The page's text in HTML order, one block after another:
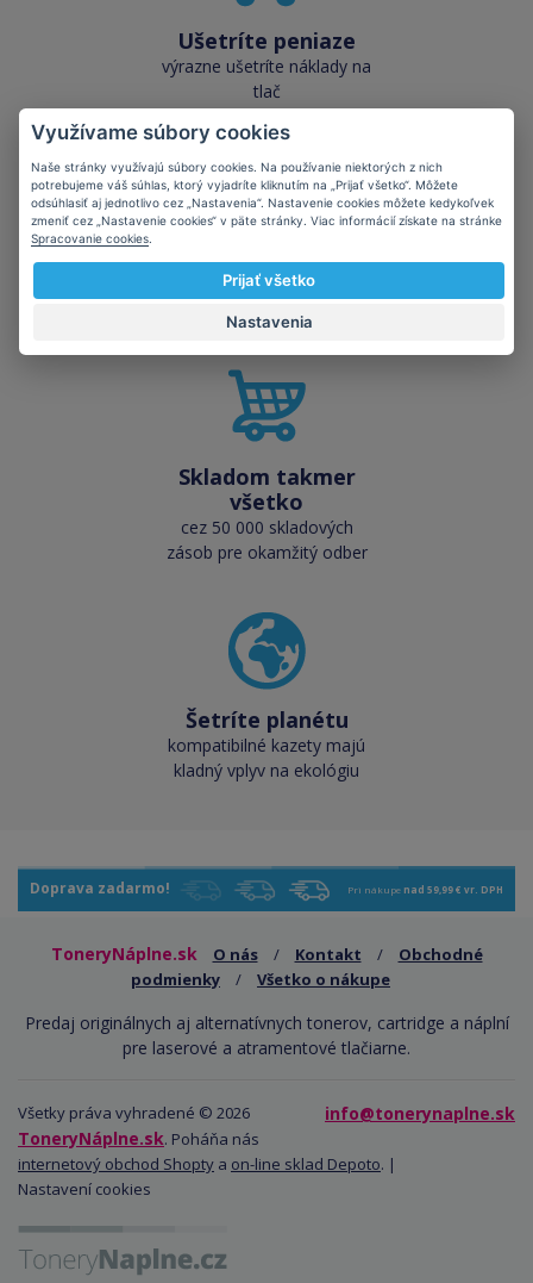
Ušetríte peniaze
výrazne ušetríte náklady na
tlač
Vysoká kvalita
kvalita je porovnateľná s
Skladom takmer
všetko
cez 50 000 skladových
zásob pre okamžitý odber
Šetríte planétu
kompatibilné kazety majú
kladný vplyv na ekológiu
Doprava zadarmo! Pri nákupe nad 59,99 € vr. DPH
ToneryNáplne.sk O nás / Kontakt /
Obchodné
podmienky
/ Všetko o nákupe
Predaj originálnych aj alternatívnych tonerov, cartridge a náplní
pre laserové a atramentové tlačiarne.
info@tonerynaplne.sk
Všetky práva vyhradené © 2026
ToneryNáplne.sk. Poháňa nás
internetový obchod Shopty a on-line sklad Depoto. |
Nastavení cookies
Využívame súbory cookies
Naše stránky využívajú súbory cookies. Na používanie niektorých z nich
potrebujeme váš súhlas, ktorý vyjadríte kliknutím na „Prijať všetko“. Môžete
odsúhlasiť aj jednotlivo cez „Nastavenia“. Nastavenie cookies môžete kedykoľvek
zmeniť cez „Nastavenie cookies“ v päte stránky. Viac informácií získate na stránke
Spracovanie cookies
Prijať všetko
Nastavenia